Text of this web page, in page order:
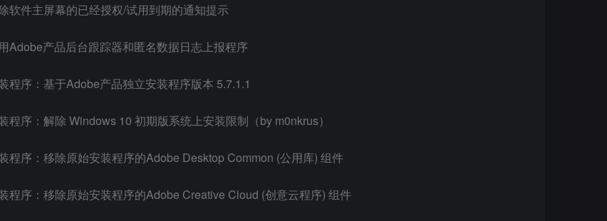
软件主屏幕的已经授权/试用到期的通知提示
Adobe产品后台跟踪器和匿名数据日志上报程序
程序：基于Adobe产品独立安装程序版本 5.7.1.1
程序：解除 Windows 10 初期版系统上安装限制（by m0nkrus）
程序：移除原始安装程序的Adobe Desktop Common (公用库) 组件
程序：移除原始安装程序的Adobe Creative Cloud (创意云程序) 组件